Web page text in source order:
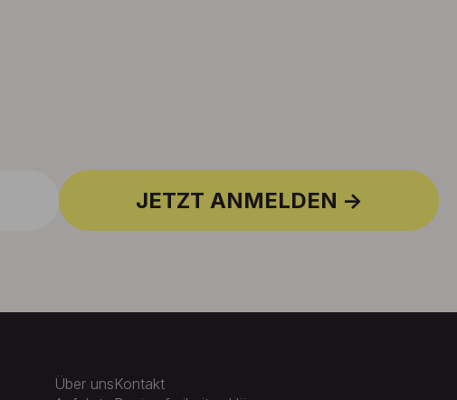
JETZT ANMELDEN
Über unsKontakt